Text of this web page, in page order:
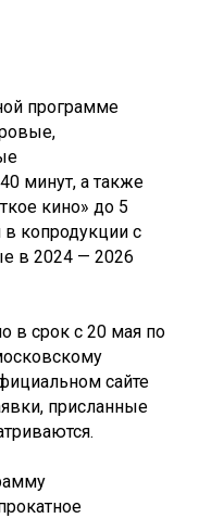
программе
минут, а также
кино» до 5
в копродукции с
в 2024 — 2026
в срок с 20 мая по
сайте
присланные